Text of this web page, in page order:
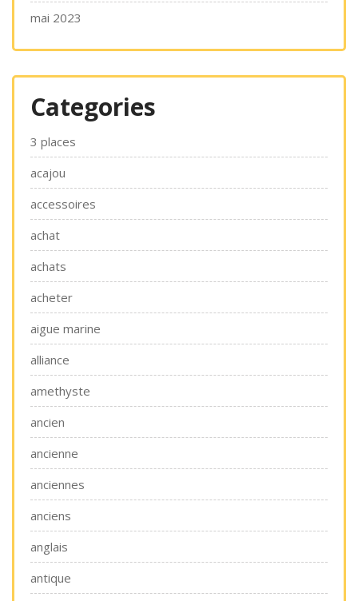
mai 2023
Categories
3 places
acajou
accessoires
achat
achats
acheter
aigue marine
alliance
amethyste
ancien
ancienne
anciennes
anciens
anglais
antique